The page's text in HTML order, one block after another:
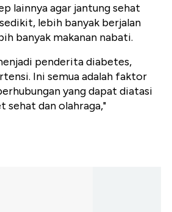
lainnya agar jantung sehat
lebih banyak berjalan
banyak makanan nabati.
penderita diabetes,
Ini semua adalah faktor
yang dapat diatasi
sehat dan olahraga,"